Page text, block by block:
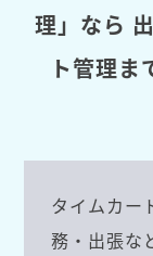
理」なら
ト管理ま
タイムカー
務・出張な